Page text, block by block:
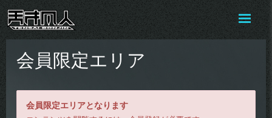
会員限定エリア
会員限定エリアとなります